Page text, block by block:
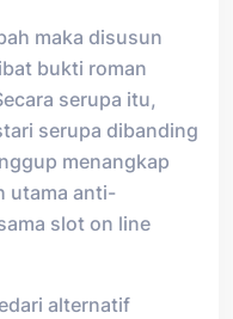
maka disusun
bukti roman
serupa itu,
serupa dibanding
menangkap
utama anti-
slot on line
alternatif